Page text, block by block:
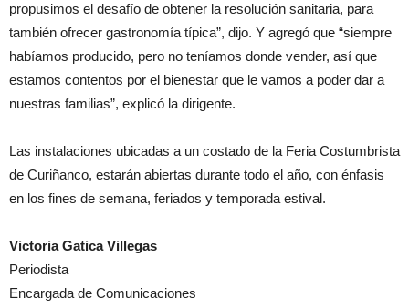
propusimos el desafío de obtener la resolución sanitaria, para
también ofrecer gastronomía típica”, dijo. Y agregó que “siempre
habíamos producido, pero no teníamos donde vender, así que
estamos contentos por el bienestar que le vamos a poder dar a
nuestras familias”, explicó la dirigente.
Las instalaciones ubicadas a un costado de la Feria Costumbrista
de Curiñanco, estarán abiertas durante todo el año, con énfasis
en los fines de semana, feriados y temporada estival.
Victoria Gatica Villegas
Periodista
Encargada de Comunicaciones